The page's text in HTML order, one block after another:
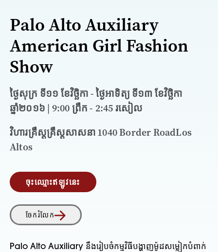
Palo Alto Auxiliary
American Girl Fashion
Show
ថ្ងៃសុក្រ ទី១១ ខែវិច្ឆិកា - ថ្ងៃអាទិត្យ ទី១៣ ខែវិច្ឆិកា
ឆ្នាំ២០១៦ | 9:00 ព្រឹក - 2:45 រសៀល
វិហារគ្រឹស្តគ្រឹស្តសាសនា 1040 Border RoadLos
Altos
ចុះឈ្មោះឥឡូវនេះ
ចែករំលែក
Palo Alto Auxiliary នឹងរៀបចំកម្មវិធីបង្ហាញម៉ូដសម្លៀកបំពាក់